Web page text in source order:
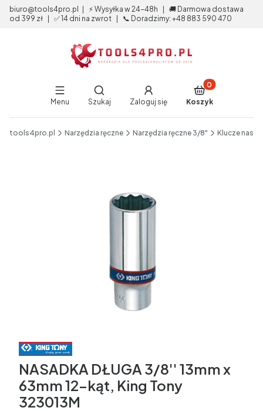
biuro@tools4pro.pl | ⚡ Wysyłka w 24-48h | 🚚 Darmowa dostawa
od 399 zł | ✅ 14 dni na zwrot | 📞 Doradzimy: +48 883 590 470
Menu
Otwórz wyszukiwarkę
Szukaj Zaloguj się
Produkty w
Koszyk
tools4pro.pl Narzędzia ręczne Narzędzia ręczne 3/8" Klucze
NASADKA DŁUGA 3/8'' 13mm x
63mm 12-kąt, King Tony
323013M